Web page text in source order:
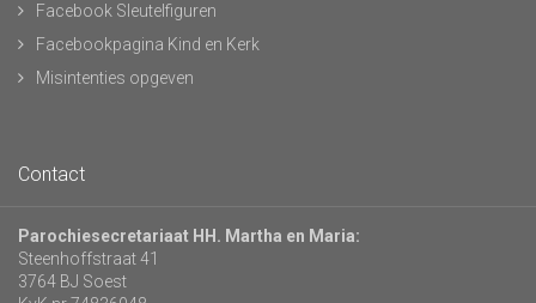
Facebook Sleutelfiguren
Facebookpagina Kind en Kerk
Misintenties opgeven
Contact
Parochiesecretariaat HH. Martha en Maria:
Steenhoffstraat 41
3764 BJ Soest